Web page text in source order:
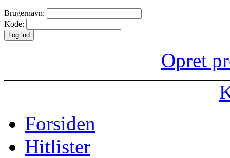
Brugernavn:
Kode:
Opret
Forsiden
Hitlister